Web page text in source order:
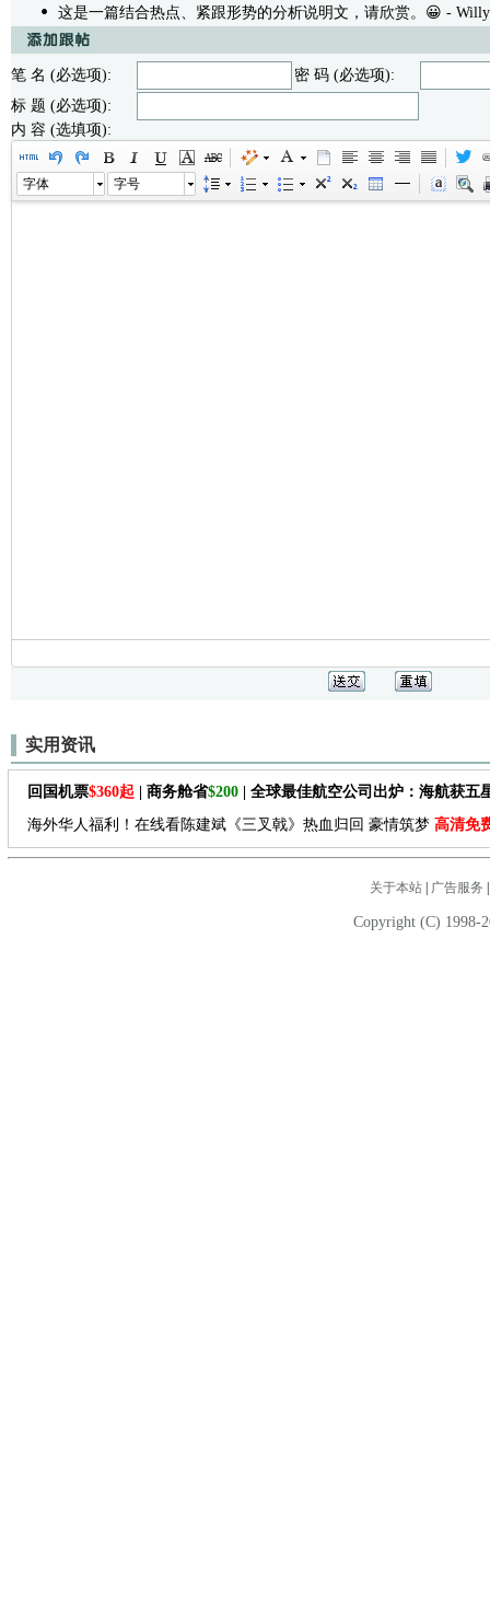
这是一篇结合热点、紧跟形势的分析说明文，请欣赏。😀 -
笔 名 (必选项):
密 码 (必选项):
标 题 (必选项):
内 容 (选填项):
字体 字号
实用资讯
回国机票$360起 | 商务舱省$200 | 全球最佳航空公司出炉：海航获五
海外华人福利！在线看陈建斌《三叉戟》热血归回 豪情筑梦 高清免
关于本站| 广告服务
Copyright (C) 1998-